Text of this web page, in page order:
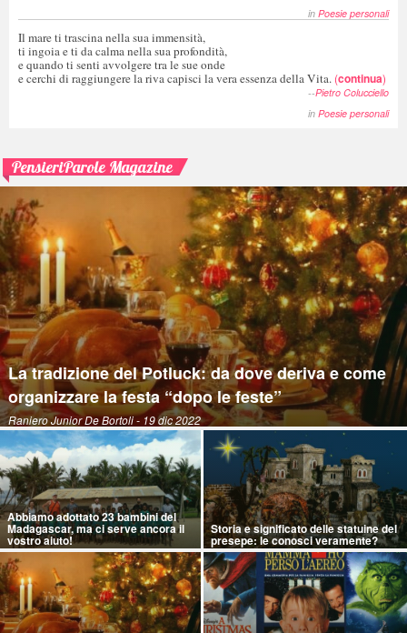
in Poesie personali
Il mare ti trascina nella sua immensità,
ti ingoia e ti da calma nella sua profondità,
e quando ti senti avvolgere tra le sue onde
e cerchi di raggiungere la riva capisci la vera essenza della Vita. (continua)
--Pietro Colucciello
in Poesie personali
PensieriParole Magazine
La tradizione del Potluck: da dove deriva e come
organizzare la festa “dopo le feste”
Raniero Junior De Bortoli- 19 dic 2022
Abbiamo adottato 23 bambini del
Madagascar, ma ci serve ancora il
vostro aiuto!
Storia e significato delle statuine del
presepe: le conosci veramente?